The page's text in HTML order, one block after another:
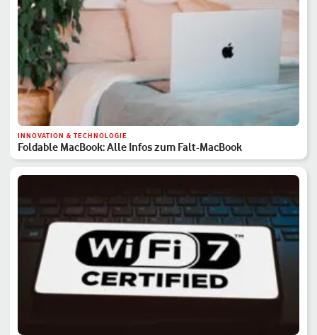
INNOVATION & TECHNOLOGIE
Foldable MacBook: Alle Infos zum Falt-MacBook